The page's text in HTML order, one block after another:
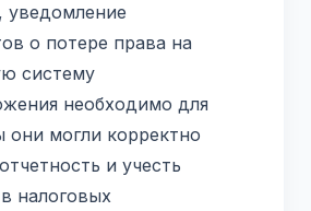
уведомление
о потере права на
систему
необходимо для
они могли корректно
и учесть
налоговых